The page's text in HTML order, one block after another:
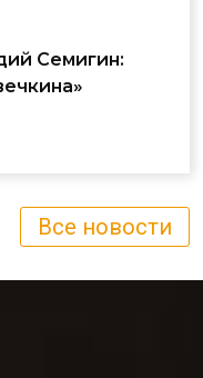
Семигин:
Все новости